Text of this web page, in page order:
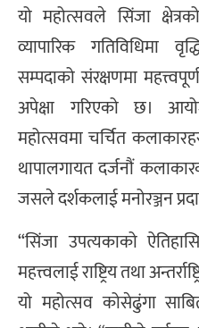
यो महोत्सवले सिंजा
व्यापारिक गतिविधिमा
सम्पदाको संरक्षणमा
अपेक्षा गरिएको छ।
महोत्सवमा चर्चित
थापालगायत दर्जनौं
जसले दर्शकलाई मनोरञ्जन
“सिंजा उपत्यकाको
महत्त्वलाई राष्ट्रिय तथा
यो महोत्सव कोसेढुंगा